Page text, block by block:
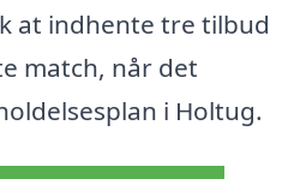
at indhente tre tilbud
match, når det
i Holtug.